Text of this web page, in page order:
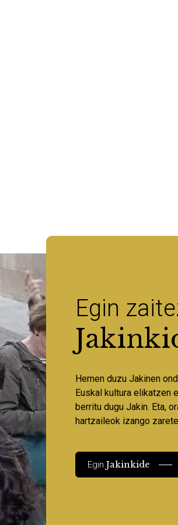
Egin
Hemen duzu Jakinen
Euskal kultura elikatzen
berritu dugu Jakin. Eta,
hartzaileok izango
EginJakinkide